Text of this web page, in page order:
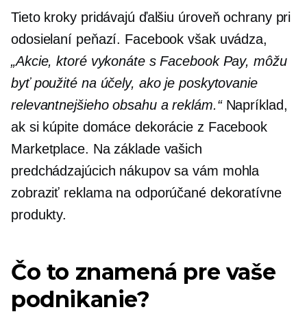
Tieto kroky pridávajú ďalšiu úroveň ochrany pri
odosielaní peňazí. Facebook však uvádza,
„Akcie, ktoré vykonáte s Facebook Pay, môžu
byť použité na účely, ako je poskytovanie
relevantnejšieho obsahu a reklám.“Napríklad,
ak si kúpite domáce dekorácie z Facebook
Marketplace. Na základe vašich
predchádzajúcich nákupov sa vám mohla
zobraziť reklama na odporúčané dekoratívne
produkty.
Čo to znamená pre vaše
podnikanie?